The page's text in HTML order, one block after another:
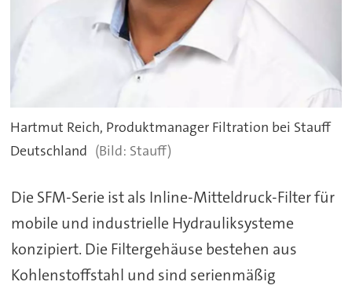
Hartmut Reich, Produktmanager Filtration bei Stauff
Deutschland
Stauff)
Die SFM-Serie ist als Inline-Mitteldruck-Filter für
mobile und industrielle Hydrauliksysteme
konzipiert. Die Filtergehäuse bestehen aus
Kohlenstoffstahl und sind serienmäßig